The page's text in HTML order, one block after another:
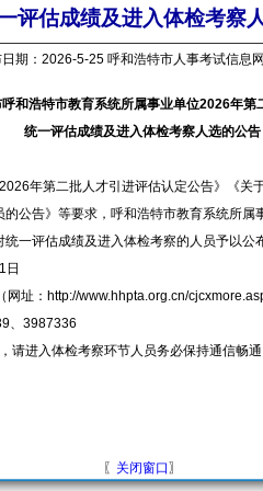
评估成绩及进入体检考察
期：2026-5-25 呼和浩特市人事考试信息网
和浩特市教育系统所属事业单位2026年第
统一评估成绩及进入体检考察人选的公告
年第二批人才引进评估认定公告》《关
公告》等要求，呼和浩特市教育系统所
一评估成绩及进入体检考察的人员予以公
：http://www.hhpta.org.cn/cjcxmore.asp
、3987336
进入体检考察环节人员务必保持通信畅通
〖 关闭窗口 〗